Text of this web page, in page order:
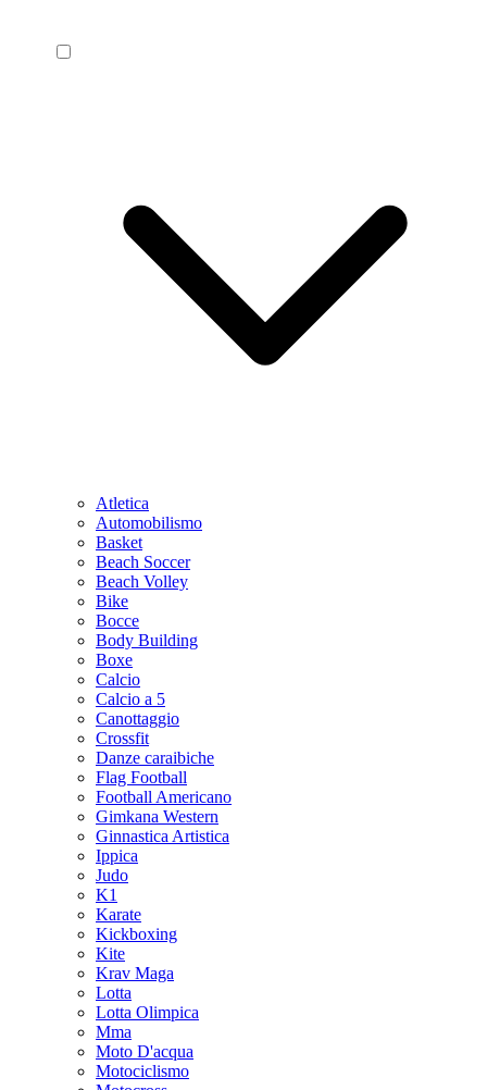
Atletica
Automobilismo
Basket
Beach Soccer
Beach Volley
Bike
Bocce
Body Building
Boxe
Calcio
Calcio a 5
Canottaggio
Crossfit
Danze caraibiche
Flag Football
Football Americano
Gimkana Western
Ginnastica Artistica
Ippica
Judo
K1
Karate
Kickboxing
Kite
Krav Maga
Lotta
Lotta Olimpica
Mma
Moto D'acqua
Motociclismo